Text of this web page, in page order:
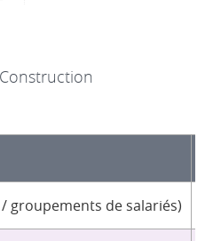
groupements de salariés)